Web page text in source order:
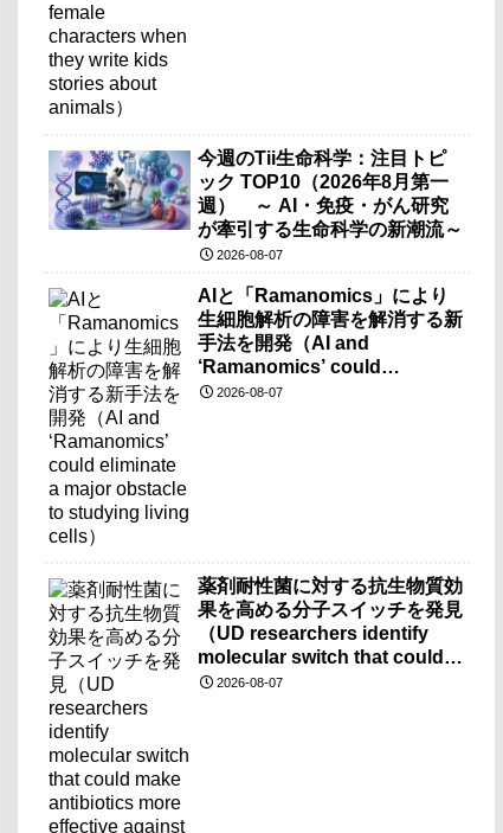
今週のTii生命科学：注目トピ
ック TOP10（2026年8月第一
週） ～ AI・免疫・がん研究
が牽引する生命科学の新潮流～
2026-08-07
AIと「Ramanomics」により
生細胞解析の障害を解消する新
手法を開発（AI and
‘Ramanomics’ could
eliminate a major obstacle to
2026-08-07
薬剤耐性菌に対する抗生物質効
果を高める分子スイッチを発見
（UD researchers identify
molecular switch that could
make antibiotics more
2026-08-07